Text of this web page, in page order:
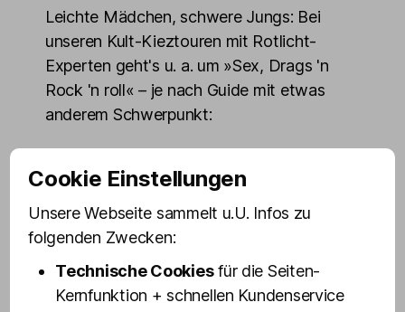
Leichte Mädchen, schwere Jungs: Bei
unseren Kult-Kieztouren mit Rotlicht-
Experten geht's u. a. um »Sex, Drags 'n
Rock 'n roll« – je nach Guide mit etwas
anderem Schwerpunkt:
Bodyguard von Udo Lindenberg bekannt.
Mit dem berühmten Panik-Rocker machte
der gebürtige Hagener jahrzehntelang
nicht nur St. Pauli ›unsicher‹ – er war als
Mitglied eines berüchtigten Motorrad-
Clubs in jüngeren Jahren auch bundesweit
Cookie Einstellungen
Unsere Webseite sammelt u.U. Infos zu
folgenden Zwecken:
Technische Cookiesfür die Seiten-
Kernfunktion + schnellen Kundenservice